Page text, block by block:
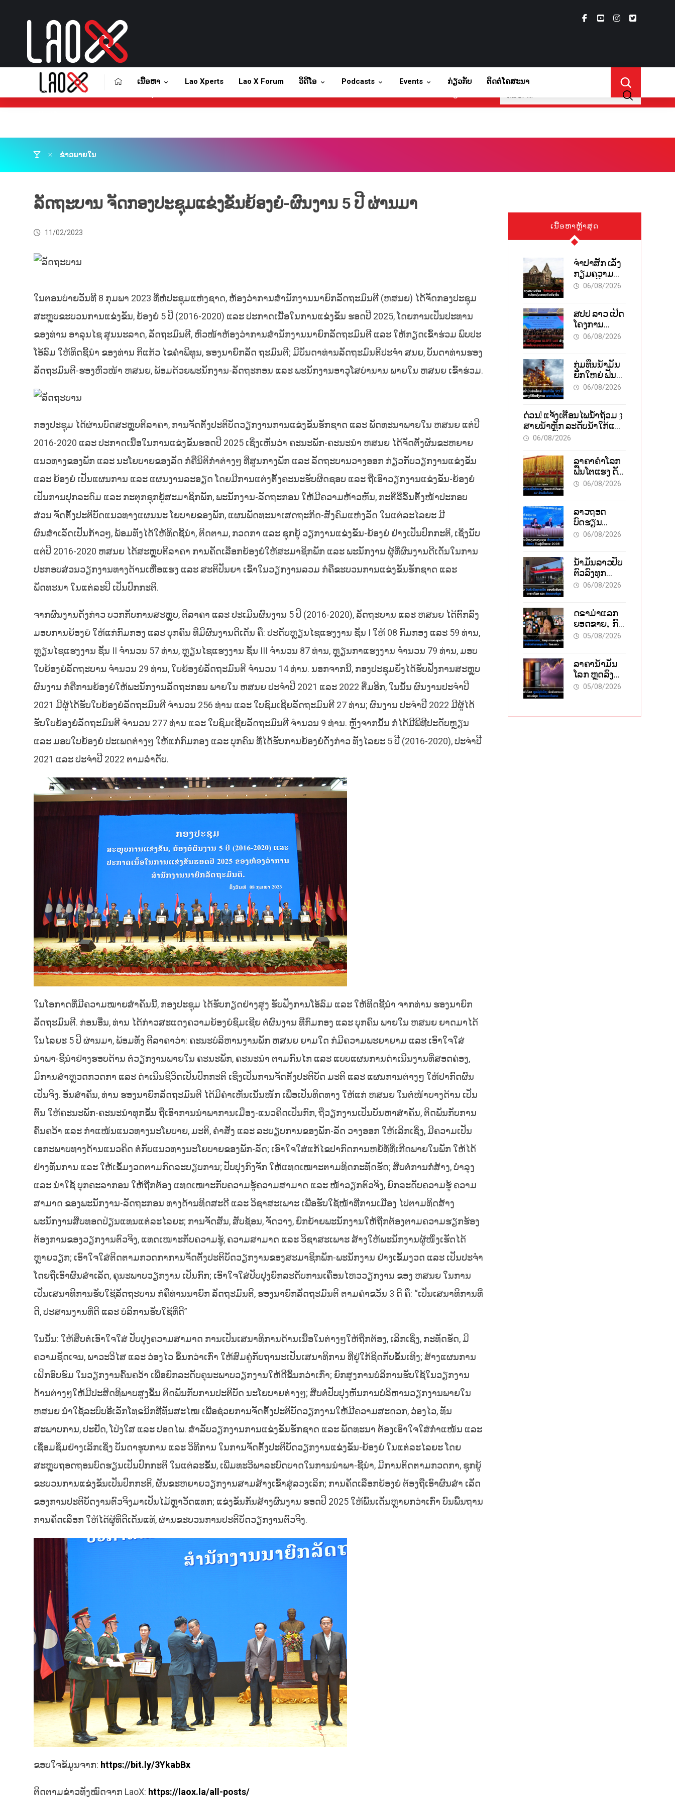
ເນື້ອຫາ
ເນື້ອຫາ Lao Xperts Lao X Forum ວິດີໂອ Podcasts Events ກ່ຽວກັບ ຕິດຕໍ່ໂຄສະນາ
ຂ່າວພາຍໃນ
ລັດຖະບານ ຈັດກອງປະຊຸມແຂ່ງຂັນຍ້ອງຍໍ-ຜົນງານ 5 ປີ ຜ່ານມາ
11/02/2023
ໃນຕອນບ່າຍວັນທີ 8 ກຸມພາ 2023 ທີ່ຫໍປະຊຸມແຫ່ງຊາດ, ຫ້ອງວ່າການສຳນັກງານນາຍົກລັດຖະມົນຕີ (ຫສນຍ) ໄດ້ຈັດກອງປະຊຸມ
ສະຫຼຸບຂະບວນການແຂ່ງຂັນ, ຍ້ອງຍໍ 5 ປີ (2016-2020) ແລະ ປະກາດເນື້ອໃນການແຂ່ງຂັນ ຮອດປີ 2025, ໂດຍການເປັນປະທານ
ຂອງທ່ານ ອາລຸນໄຊ ສູນນະລາດ, ລັດຖະມົນຕີ, ຫົວໜ້າຫ້ອງວ່າການສຳນັກງານນາຍົກລັດຖະມົນຕີ ແລະ ໃຫ້ກຽດເຂົ້າຮ່ວມ ພົບປະ
ໂອ້ລົມ ໃຫ້ທິດຊີ້ນຳ ຂອງທ່ານ ກິແກ້ວ ໄຂຄຳພິທູນ, ຮອງນາຍົກລັດ ຖະມົນຕີ; ມີບັນດາທ່ານລັດຖະມົນຕີປະຈຳ ສນຍ, ບັນດາທ່ານຮອງ
ລັດຖະມົນຕີ-ຮອງຫົວໜ້າ ຫສນຍ, ພ້ອມດ້ວຍພະນັກງານ-ລັດຖະກອນ ແລະ ພະນັກງານອາວຸໂສບຳນານ ພາຍໃນ ຫສນຍ ເຂົ້າຮ່ວມ.
ກອງປະຊຸມ ໄດ້ຜ່ານບົດສະຫຼຸບຕີລາຄາ, ການຈັດຕັ້ງປະຕິບັດວຽກງານການແຂ່ງຂັນຮັກຊາດ ແລະ ພັດທະນາພາຍໃນ ຫສນຍ ແຕ່ປີ
2016-2020 ແລະ ປະກາດເນື້ອໃນການແຂ່ງຂັນຮອດປີ 2025 ເຊິ່ງເຫັນວ່າ ຄະນະພັກ-ຄະນະນຳ ຫສນຍ ໄດ້ຈັດຕັ້ງຜັນຂະຫຍາຍ
ແນວທາງຂອງພັກ ແລະ ນະໂຍບາຍຂອງລັດ ກໍຄືນິຕິກຳຕ່າງໆ ທີ່ສູນກາງພັກ ແລະ ລັດຖະບານວາງອອກ ກ່ຽວກັບວຽກງານແຂ່ງຂັນ
ແລະ ຍ້ອງຍໍ ເປັນແຜນການ ແລະ ແຜນງານລະອຽດ ໂດຍມີການແຕ່ງຕັ້ງຄະນະຮັບຜິດຊອບ ແລະ ຖືເອົາວຽກງານແຂ່ງຂັນ-ຍ້ອງຍໍ
ເປັນການປຸກລະດົມ ແລະ ກະຕຸກຊຸກຍູ້ສະມາຊິກພັກ, ພະນັກງານ-ລັດຖະກອນ ໃຫ້ມີຄວາມຫ້າວຫັນ, ກະຕືລືລົ້ນຕັ້ງໜ້າປະກອບ
ສ່ວນ ຈັດຕັ້ງປະຕິບັດແນວທາງແຜນນະ ໂຍບາຍຂອງພັກ, ແຜນພັດທະນາເສດຖະກິດ-ສັງຄົມແຫ່ງລັດ ໃນແຕ່ລະໄລຍະ ມີ
ຜົນສຳເລັດເປັນກ້າວໆ, ພ້ອມທັງໄດ້ໃຫ້ທິດຊີ້ນຳ, ຕິດຕາມ, ກວດກາ ແລະ ຊຸກຍູ້ ວຽກງານແຂ່ງຂັນ-ຍ້ອງຍໍ ຢ່າງເປັນປົກກະຕິ, ເຊິ່ງນັບ
ແຕ່ປີ 2016-2020 ຫສນຍ ໄດ້ສະຫຼຸບຕີລາຄາ ການຄັດເລືອກຍ້ອງຍໍໃຫ້ສະມາຊິກພັກ ແລະ ພະນັກງານ ຜູ້ທີ່ຜົນງານດີເດັ່ນໃນການ
ປະກອບສ່ວນວຽກງານທາງດ້ານເຫື່ອແຮງ ແລະ ສະຕິປັນຍາ ເຂົ້າໃນວຽກງານລວມ ກໍຄືຂະບວນການແຂ່ງຂັນຮັກຊາດ ແລະ
ພັດທະນາ ໃນແຕ່ລະປີ ເປັນປົກກະຕິ.
ຈາກຜົນງານດັ່ງກ່າວ ບວກກັບການສະຫຼຸບ, ຕີລາຄາ ແລະ ປະເມີນຜົນງານ 5 ປີ (2016-2020), ລັດຖະບານ ແລະ ຫສນຍ ໄດ້ຕົກລົງ
ມອບການຍ້ອງຍໍ ໃຫ້ແກ່ກົມກອງ ແລະ ບຸກຄົນ ທີ່ມີຜົນງານດີເດັ່ນ ຄື: ປະດັບຫຼຽນໄຊແຮງງານ ຊັ້ນ I ໃຫ້ 08 ກົມກອງ ແລະ 59 ທ່ານ,
ຫຼຽນໄຊແຮງງານ ຊັ້ນ II ຈຳນວນ 57 ທ່ານ, ຫຼຽນໄຊແຮງງານ ຊັ້ນ III ຈຳນວນ 87 ທ່ານ, ຫຼຽນກາແຮງງານ ຈຳນວນ 79 ທ່ານ, ມອບ
ໃບຍ້ອງຍໍລັດຖະບານ ຈໍານວນ 29 ທ່ານ, ໃບຍ້ອງຍໍລັດຖະມົນຕີ ຈໍານວນ 14 ທ່ານ. ນອກຈາກນີ້, ກອງປະຊຸມຍັງໄດ້ຮັບຟັງການສະຫຼຸບ
ຜົນງານ ກໍຄືການຍ້ອງຍໍໃຫ້ພະນັກງານລັດຖະກອນ ພາຍໃນ ຫສນຍ ປະຈຳປີ 2021 ແລະ 2022 ຕື່ມອີກ, ໃນນັ້ນ ຜົນງານປະຈຳປີ
2021 ມີຜູ້ໄດ້ຮັບໃບຍ້ອງຍໍລັດຖະມົນຕີ ຈໍານວນ 256 ທ່ານ ແລະ ໃບຊົມເຊີຍລັດຖະມົນຕີ 27 ທ່ານ; ຜົນງານ ປະຈໍາປີ 2022 ມີຜູ້ໄດ້
ຮັບໃບຍ້ອງຍໍລັດຖະມົນຕີ ຈໍານວນ 277 ທ່ານ ແລະ ໃບຊົມເຊີຍລັດຖະມົນຕີ ຈໍານວນ 9 ທ່ານ. ຫຼັງຈາກນັ້ນ ກໍໄດ້ມີພິທີປະດັບຫຼຽນ
ແລະ ມອບໃບຍ້ອງຍໍ ປະເພດຕ່າງໆ ໃຫ້ແກ່ກົມກອງ ແລະ ບຸກຄົນ ທີ່ໄດ້ຮັບການຍ້ອງຍໍດັ່ງກ່າວ ທັງໄລຍະ 5 ປີ (2016-2020), ປະຈຳປີ
2021 ແລະ ປະຈຳປີ 2022 ຕາມລຳດັບ.
ໃນໂອກາດທີ່ມີຄວາມໝາຍສຳຄັນນີ້, ກອງປະຊຸມ ໄດ້ຮັບກຽດຢ່າງສູງ ຮັບຟັງການໂອ້ລົມ ແລະ ໃຫ້ທິດຊີ້ນຳ ຈາກທ່ານ ຮອງນາຍົກ
ລັດຖະມົນຕີ. ກ່ອນອື່ນ, ທ່ານ ໄດ້ກ່າວສະແດງຄວາມຍ້ອງຍໍຊົມເຊີຍ ຕໍ່ຜົນງານ ທີ່ກົມກອງ ແລະ ບຸກຄົນ ພາຍໃນ ຫສນຍ ຍາດມາໄດ້
ໃນໄລຍະ 5 ປີ ຜ່ານມາ, ພ້ອມທັງ ຕີລາຄາວ່າ: ຄະນະບໍລິຫານງານພັກ ຫສນຍ ຍາມໃດ ກໍມີຄວາມພະຍາຍາມ ແລະ ເອົາໃຈໃສ່
ນຳພາ-ຊີ້ນຳຢ່າງຮອບດ້ານ ຕໍ່ວຽກງານພາຍໃນ ຄະນະພັກ, ຄະນະນຳ ຕາມກົນໄກ ແລະ ແບບແຜນການດຳເນີນງານທີ່ສອດຄ່ອງ,
ມີການສຳຫຼວດກວດກາ ແລະ ດຳເນີນຊີວິດເປັນປົກກະຕິ ເຊິ່ງເປັນການຈັດຕັ້ງປະຕິບັດ ມະຕິ ແລະ ແຜນການຕ່າງໆ ໃຫ້ປາກົດຜົນ
ເປັນຈິງ. ອັນສໍາຄັນ, ທ່ານ ຮອງນາຍົກລັດຖະມົນຕີ ໄດ້ມີຄໍາເຫັນເນັ້ນໜັກ ເພື່ອເປັນທິດທາງ ໃຫ້ແກ່ ຫສນຍ ໃນຕໍ່ໜ້າບາງດ້ານ ເປັນ
ຕົ້ນ ໃຫ້ຄະນະພັກ-ຄະນະນໍາທຸກຂັ້ນ ຖືເອົາການນໍາພາການເມືອງ-ແນວຄິດເປັນກົກ, ຖືວຽກງານເປັນບັນຫາສໍາຄັນ, ຕິດພັນກັບການ
ຄົ້ນຄວ້າ ແລະ ກຳແໜ້ນແນວທາງນະໂຍບາຍ, ມະຕິ, ຄຳສັ່ງ ແລະ ລະບຽບການຂອງພັກ-ລັດ ວາງອອກ ໃຫ້ເລິກເຊິ່ງ, ມີຄວາມເປັນ
ເອກະພາບທາງດ້ານແນວຄິດ ຕໍ່ກັບແນວທາງນະໂຍບາຍຂອງພັກ-ລັດ; ເອົາໃຈໃສ່ແກ້ໄຂປາກົດການຫຍໍ້ທໍ້ທີ່ເກີດພາຍໃນພັກ ໃຫ້ໄດ້
ຢ່າງທັນການ ແລະ ໃຫ້ເຂັ້ມງວດຕາມກົດລະບຽບການ; ປັບປຸງກົງຈັກ ໃຫ້ແທດເໝາະຕາມທິດກະທັດຮັດ; ສືບຕໍ່ການກໍ່ສ້າງ, ບຳລຸງ
ແລະ ນຳໃຊ້ ບຸກຄະລາກອນ ໃຫ້ຖືກຕ້ອງ ແທດເໝາະກັບຄວາມຮູ້ຄວາມສາມາດ ແລະ ໜ້າວຽກຕົວຈິງ, ຍົກລະດັບຄວາມຮູ້ ຄວາມ
ສາມາດ ຂອງພະນັກງານ-ລັດຖະກອນ ທາງດ້ານທິດສະດີ ແລະ ວິຊາສະເພາະ ເພື່ອຮັບໃຊ້ໜ້າທີ່ການເມືອງ ໄປຕາມທິດສ້າງ
ພະນັກງານສືບທອດປ່ຽນແທນແຕ່ລະໄລຍະ; ການຈັດສັນ, ສັບຊ້ອນ, ຈັດວາງ, ຍົກຍ້າຍພະນັກງານໃຫ້ຖືກຕ້ອງຕາມຄວາມຮຽກຮ້ອງ
ຕ້ອງການຂອງວຽກງານຕົວຈິງ, ແທດເໝາະກັບຄວາມຮູ້, ຄວາມສາມາດ ແລະ ວິຊາສະເພາະ ສ້າງໃຫ້ພະນັກງານຜູ້ໜຶ່ງເຮັດໄດ້
ຫຼາຍວຽກ; ເອົາໃຈໃສ່ຕິດຕາມກວດກາການຈັດຕັ້ງປະຕິບັດວຽກງານຂອງສະມາຊິກພັກ-ພະນັກງານ ຢ່າງເຂັ້ມງວດ ແລະ ເປັນປະຈຳ
ໂດຍຖືເອົາຜົນສຳເລັດ, ຄຸນະພາບວຽກງານ ເປັນກົກ; ເອົາໃຈໃສ່ປັບປຸງຍົກລະດັບການເຄື່ອນໄຫວວຽກງານ ຂອງ ຫສນຍ ໃນການ
ເປັນເສນາທິການຮັບໃຊ້ລັດຖະບານ ກໍຄືທ່ານນາຍົກ ລັດຖະມົນຕີ, ຮອງນາຍົກລັດຖະມົນຕີ ຕາມຄໍາຂວັນ 3 ດີ ຄື: “ເປັນເສນາທິການທີ່
ດີ, ປະສານງານທີ່ດີ ແລະ ບໍລິການຮັບໃຊ້ທີ່ດີ”
ໃນນັ້ນ: ໃຫ້ສືບຕໍ່ເອົາໃຈໃສ່ ປັບປຸງຄວາມສາມາດ ການເປັນເສນາທິການດ້ານເນື້ອໃນຕ່າງໆໃຫ້ຖືກຕ້ອງ, ເລິກເຊິ່ງ, ກະທັດຮັດ, ມີ
ຄວາມຊັດເຈນ, ພາວະວິໄສ ແລະ ວ່ອງໄວ ຂຶ້ນກວ່າເກົ່າ ໃຫ້ສົມຄູ່ກັບຖານະເປັນເສນາທິການ ທີ່ຢູ່ໃກ້ຊິດກັບຂັ້ນເທິງ; ສ້າງແຜນການ
ເຝິກອົບຮົມ ໃນວຽກງານຄົ້ນຄວ້າ ເພື່ອຍົກລະດັບຄຸນະພາບວຽກງານໃຫ້ດີຂຶ້ນກວ່າເກົ່າ; ຍົກສູງການບໍລິການຮັບໃຊ້ໃນວຽກງານ
ດ້ານຕ່າງໆໃຫ້ມີປະສິດທິພາບສູງຂຶ້ນ ຕິດພັນກັບການປະຕິບັດ ນະໂຍບາຍຕ່າງໆ; ສືບຕໍ່ປັບປຸງຫັນການບໍລິຫານວຽກງານພາຍໃນ
ຫສນຍ ນຳໃຊ້ລະບົບອີເລັກໂທຣນິກທີ່ທັນສະໄໝ ເພື່ອຊ່ວຍການຈັດຕັ້ງປະຕິບັດວຽກງານໃຫ້ມີຄວາມສະດວກ, ວ່ອງໄວ, ທັນ
ສະພາບການ, ປະຢັດ, ໂປ່ງໃສ ແລະ ປອດໄພ. ສຳລັບວຽກງານການແຂ່ງຂັນຮັກຊາດ ແລະ ພັດທະນາ ຕ້ອງເອົາໃຈໃສ່ກໍາແໜ້ນ ແລະ
ເຊື່ອມຊຶມຢ່າງເລິກເຊິ່ງ ບັນດາຮູບການ ແລະ ວິທີການ ໃນການຈັດຕັ້ງປະຕິບັດວຽກງານແຂ່ງຂັນ-ຍ້ອງຍໍ ໃນແຕ່ລະໄລຍະ ໂດຍ
ສະຫຼຸບຖອດຖອນບົດຮຽນເປັນປົກກະຕິ ໃນແຕ່ລະຂັ້ນ, ເພີ່ມທະວີພາລະບົດບາດໃນການນຳພາ-ຊີ້ນຳ, ມີການຕິດຕາມກວດກາ, ຊຸກຍູ້
ຂະບວນການແຂ່ງຂັນເປັນປົກກະຕິ, ຜັນຂະຫຍາຍວຽກງານສາມສ້າງເຂົ້າສູ່ລວງເລິກ; ການຄັດເລືອກຍ້ອງຍໍ ຕ້ອງຖືເອົາຜົນສຳ ເລັດ
ຂອງການປະຕິບັດງານຕົວຈິງມາເປັນໄມ້ຫຼາວັດແທກ; ແຂ່ງຂັນກັນສ້າງຜົນງານ ຮອດປີ 2025 ໃຫ້ພົ້ນເດັ່ນຫຼາຍກວ່າເກົ່າ ບົນພື້ນຖານ
ການຄັດເລືອກ ໃຫ້ໄດ້ຜູ້ທີ່ດີເດັ່ນແທ້, ຜ່ານຂະບວນການປະຕິບັດວຽກງານຕົວຈິງ.
ຂອບໃຈຂໍ້ມູນຈາກ: https://bit.ly/3YkabBx
ຕິດຕາມຂ່າວທັງໝົດຈາກ LaoX: https://laox.la/all-posts/
ເນື້ອຫາຫຼ້າສຸດ
ຈຳປາສັກ ເລັ່ງ
ກຽມຄວາມ
ພ້ອມ “ປີ
ກະຕຸ້ນ
ເສດຖະກິດ
ທ້ອງຖິ່ນ
06/08/2026
ສປປ ລາວ ເປີດ
ໂຄງການ
ALERT-LAO
ພະຍາດ
ລະບາດທົ່ວ
ປະເທດ
06/08/2026
ກຸ່ມທຶນນ້ຳມັນ
ຍັກໃຫຍ່ ຟັນ
ກຳໄລ 93 ຕື້
ສົງຄາມ ລາຄາ
ນໍ້າມັນແພງ
06/08/2026
ດ່ວນ! ແຈ້ງເຕືອນໄພນໍ້າຖ້ວມ 3
ສາຍນໍ້າຫຼັກ ລະດັບນໍ້າໃກ້ແຕະ
ຈຸດອັນຕະລາຍ
06/08/2026
ລາຄາຄຳໂລກ
ຟື້ນໂຕແຮງ ດັນ
ລາຄາຄຳໃນ
06/08/2026
ລາວຖອດ
ບົດຮຽນ
ຫວຽດນາມ
ເຈົ້າຕົນເອງ
ກ້າວສູ່
ເປົ້າໝາຍ 2035
06/08/2026
ນໍ້າມັນລາວປັບ
ຕົວລົງທຸກ
ຊະນິດ ຕອບຮັບ
ໂລກ ແລະ ຊ່ອງ
ແຄບຮໍມູສ
06/08/2026
ດຣາມ່າແລກ
ຍອດຂາຍ, ກົນ
ຍຸດການ
ທຸລະກິດ ໄລຍະ
ຍາວ
05/08/2026
ລາຄານ້ຳມັນ
ໂລກ ຫຼຸດລົງ
ຕໍ່ເນື່ອງ ຮັບ
ຈັບຕາລາຄາ
05/08/2026